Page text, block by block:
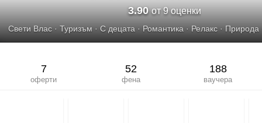
3.90от 9 оценки
Свети Влас · Туризъм · С децата · Романтика · Релакс · Природа
7
оферти
52
фена
188
ваучера